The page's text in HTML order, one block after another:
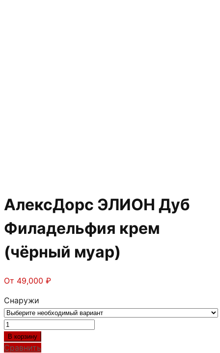
АлексДорс ЭЛИОН Дуб
Филадельфия крем
(чёрный муар)
От 49,000 ₽
Снаружи
Количество
товара
АлексДорс
В корзину
Сравнить